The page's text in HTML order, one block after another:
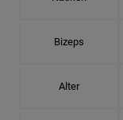
Bizeps
Alter